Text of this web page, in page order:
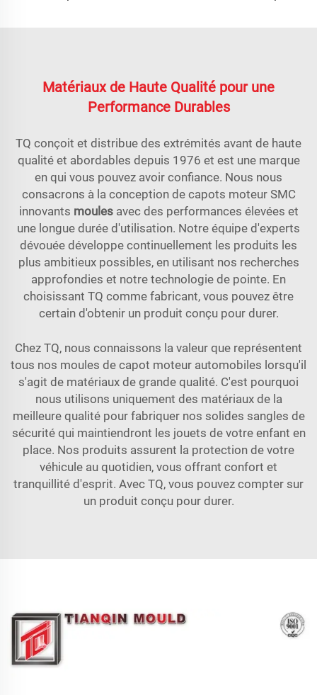
Matériaux de Haute Qualité pour une
Performance Durables
TQ conçoit et distribue des extrémités avant de haute
qualité et abordables depuis 1976 et est une marque
en qui vous pouvez avoir confiance. Nous nous
consacrons à la conception de capots moteur SMC
innovants moules avec des performances élevées et
une longue durée d'utilisation. Notre équipe d'experts
dévouée développe continuellement les produits les
plus ambitieux possibles, en utilisant nos recherches
approfondies et notre technologie de pointe. En
choisissant TQ comme fabricant, vous pouvez être
certain d'obtenir un produit conçu pour durer.
Chez TQ, nous connaissons la valeur que représentent
tous nos moules de capot moteur automobiles lorsqu'il
s'agit de matériaux de grande qualité. C'est pourquoi
nous utilisons uniquement des matériaux de la
meilleure qualité pour fabriquer nos solides sangles de
sécurité qui maintiendront les jouets de votre enfant en
place. Nos produits assurent la protection de votre
véhicule au quotidien, vous offrant confort et
tranquillité d'esprit. Avec TQ, vous pouvez compter sur
un produit conçu pour durer.